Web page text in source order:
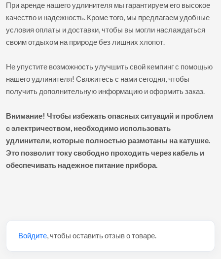
При аренде нашего удлинителя мы гарантируем его высокое
качество и надежность. Кроме того, мы предлагаем удобные
условия оплаты и доставки, чтобы вы могли наслаждаться
своим отдыхом на природе без лишних хлопот.
Не упустите возможность улучшить свой кемпинг с помощью
нашего удлинителя! Свяжитесь с нами сегодня, чтобы
получить дополнительную информацию и оформить заказ.
Внимание! Чтобы избежать опасных ситуаций и проблем
с электричеством, необходимо использовать
удлинители, которые полностью размотаны на катушке.
Это позволит току свободно проходить через кабель и
обеспечивать надежное питание прибора.
Войдите, чтобы оставить отзыв о товаре.